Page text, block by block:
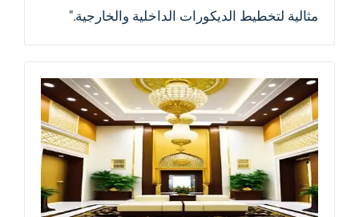
مثالية لتخطيط الديكورات الداخلية والخارجية."